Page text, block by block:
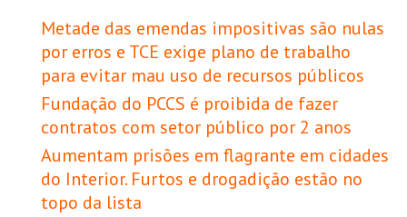
Metade das emendas impositivas são nulas
por erros e TCE exige plano de trabalho
para evitar mau uso de recursos públicos
Fundação do PCCS é proibida de fazer
contratos com setor público por 2 anos
Aumentam prisões em flagrante em cidades
do Interior. Furtos e drogadição estão no
topo da lista